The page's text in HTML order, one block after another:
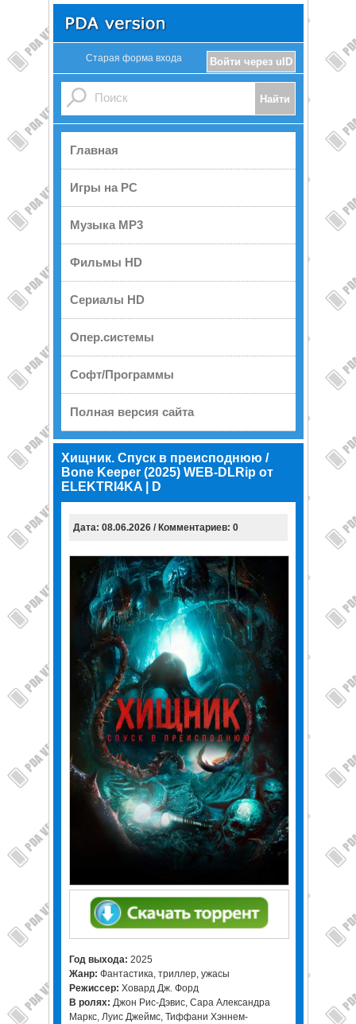
Войти через uID
Старая форма входа
Главная
Игры на PC
Музыка MP3
Фильмы HD
Сериалы HD
Опер.системы
Софт/Программы
Полная версия сайта
Хищник. Спуск в преисподнюю /
Bone Keeper (2025) WEB-DLRip от
ELEKTRI4KA | D
Дата: 08.06.2026 / Комментариев: 0
Год выхода: 2025
Жанр: Фантастика, триллер, ужасы
Режиссер: Ховард Дж. Форд
В ролях: Джон Рис-Дэвис, Сара Александра
Маркс, Луис Джеймс, Тиффани Хэннем-